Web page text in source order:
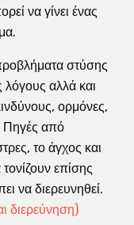
να γίνει ένας
στύσης
λόγους αλλά και
ορμόνες,
Πηγές από
το άγχος και
επίσης
να διερευνηθεί.
διερεύνηση)